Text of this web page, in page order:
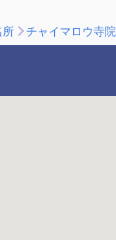
所 チャイマロウ寺院